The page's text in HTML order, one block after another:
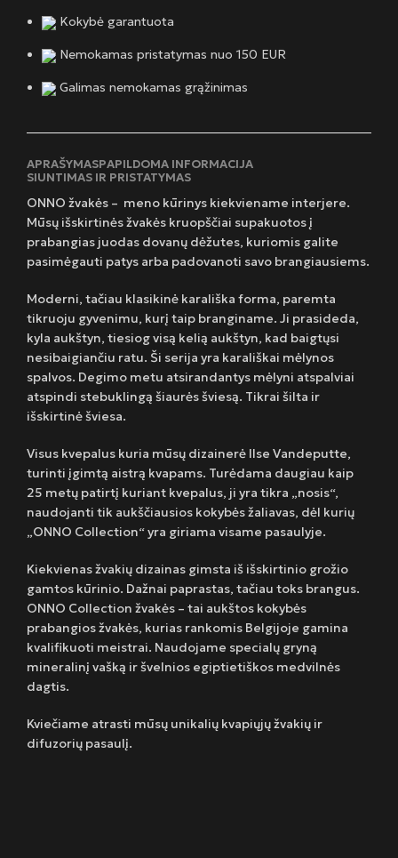
Kokybė garantuota
Nemokamas pristatymas nuo 150 EUR
Galimas nemokamas grąžinimas
APRAŠYMASPAPILDOMA INFORMACIJA
SIUNTIMAS IR PRISTATYMAS
ONNO žvakės – meno kūrinys kiekviename interjere.
Mūsų išskirtinės žvakės kruopščiai supakuotos į
prabangias juodas dovanų dėžutes, kuriomis galite
pasimėgauti patys arba padovanoti savo brangiausiems.
Moderni, tačiau klasikinė karališka forma, paremta
tikruoju gyvenimu, kurį taip branginame. Ji prasideda,
kyla aukštyn, tiesiog visą kelią aukštyn, kad baigtųsi
nesibaigiančiu ratu. Ši serija yra karališkai mėlynos
spalvos. Degimo metu atsirandantys mėlyni atspalviai
atspindi stebuklingą šiaurės šviesą. Tikrai šilta ir
išskirtinė šviesa.
Visus kvepalus kuria mūsų dizainerė Ilse Vandeputte,
turinti įgimtą aistrą kvapams. Turėdama daugiau kaip
25 metų patirtį kuriant kvepalus, ji yra tikra „nosis“,
naudojanti tik aukščiausios kokybės žaliavas, dėl kurių
„ONNO Collection“ yra giriama visame pasaulyje.
Kiekvienas žvakių dizainas gimsta iš išskirtinio grožio
gamtos kūrinio. Dažnai paprastas, tačiau toks brangus.
ONNO Collection žvakės – tai aukštos kokybės
prabangios žvakės, kurias rankomis Belgijoje gamina
kvalifikuoti meistrai. Naudojame specialų gryną
mineralinį vašką ir švelnios egiptietiškos medvilnės
dagtis.
Kviečiame atrasti mūsų unikalių kvapiųjų žvakių ir
difuzorių pasaulį.